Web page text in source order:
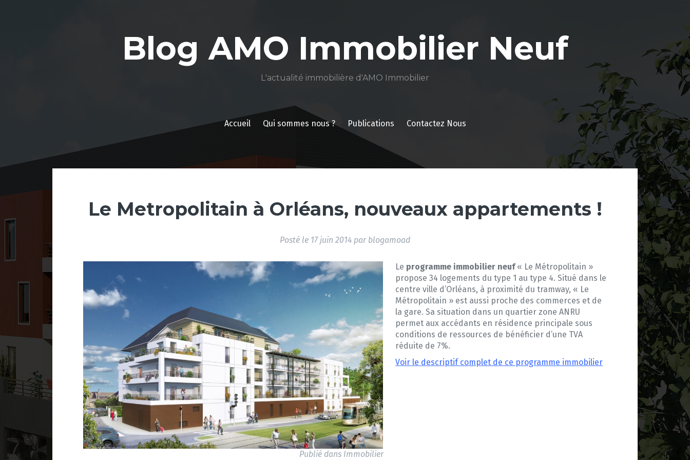
Blog AMO Immobilier Neuf
L'actualité immobilière d'AMO Immobilier
Accueil Qui sommes nous ? Publications Contactez Nous
Le Metropolitain à Orléans, nouveaux appartements !
Posté le 17 juin 2014 par blogamoad
Le programme immobilier neuf« Le Métropolitain »
propose 34 logements du type 1 au type 4. Situé dans le
centre ville d’Orléans, à proximité du tramway, « Le
Métropolitain » est aussi proche des commerces et de
la gare. Sa situation dans un quartier zone ANRU
permet aux accédants en résidence principale sous
conditions de ressources de bénéficier d’une TVA
réduite de 7%.
Voir le descriptif complet de ce programme immobilier
Publié dans Immobilier